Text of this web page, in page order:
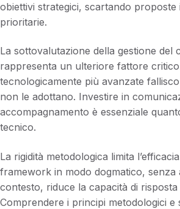
obiettivi strategici, scartando proposte
prioritarie.
La sottovalutazione della gestione del
rappresenta un ulteriore fattore
tecnologicamente più avanzate
non le adottano. Investire in
accompagnamento è essenziale
tecnico.
La rigidità metodologica limita
framework in modo dogmatico, senza
contesto, riduce la capacità di risposta
Comprendere i principi metodologici e